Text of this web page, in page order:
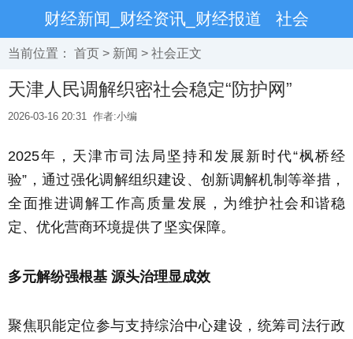
财经新闻_财经资讯_财经报道 社会
当前位置： 首页 > 新闻 > 社会正文
天津人民调解织密社会稳定“防护网”
2026-03-16 20:31 作者:小编
2025年，天津市司法局坚持和发展新时代“枫桥经
验”，通过强化调解组织建设、创新调解机制等举措，
全面推进调解工作高质量发展，为维护社会和谐稳
定、优化营商环境提供了坚实保障。
多元解纷强根基 源头治理显成效
聚焦职能定位参与支持综治中心建设，统筹司法行政